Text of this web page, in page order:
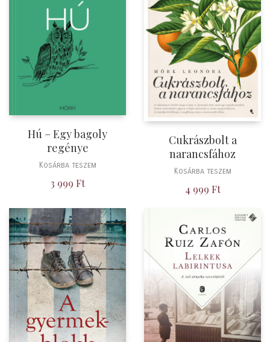
Hú – Egy bagoly
regénye
Kosárba teszem
3 999 Ft
Cukrászbolt a
narancsfához
Kosárba teszem
4 999 Ft